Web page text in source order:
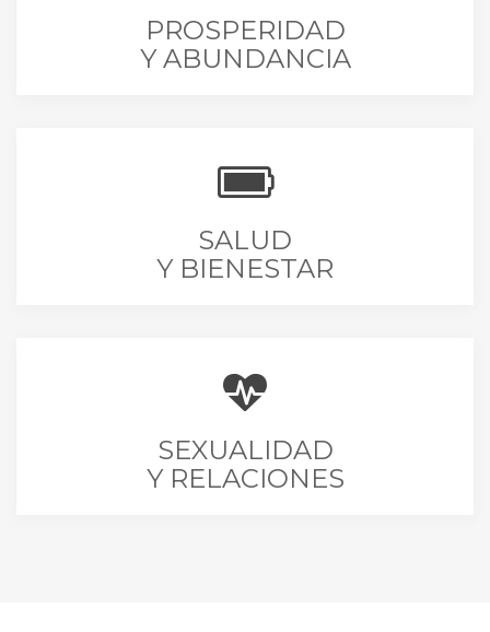
PROSPERIDAD
Y ABUNDANCIA
SALUD
Y BIENESTAR
SEXUALIDAD
Y RELACIONES